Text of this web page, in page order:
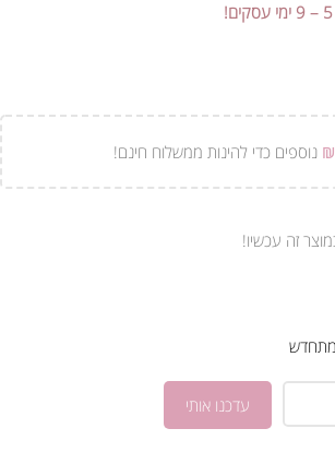
5 – 9 ימי עסקים!
₪ נוספים כדי להינות ממשלוח חינם!
זה עכשיו!
מתחדש